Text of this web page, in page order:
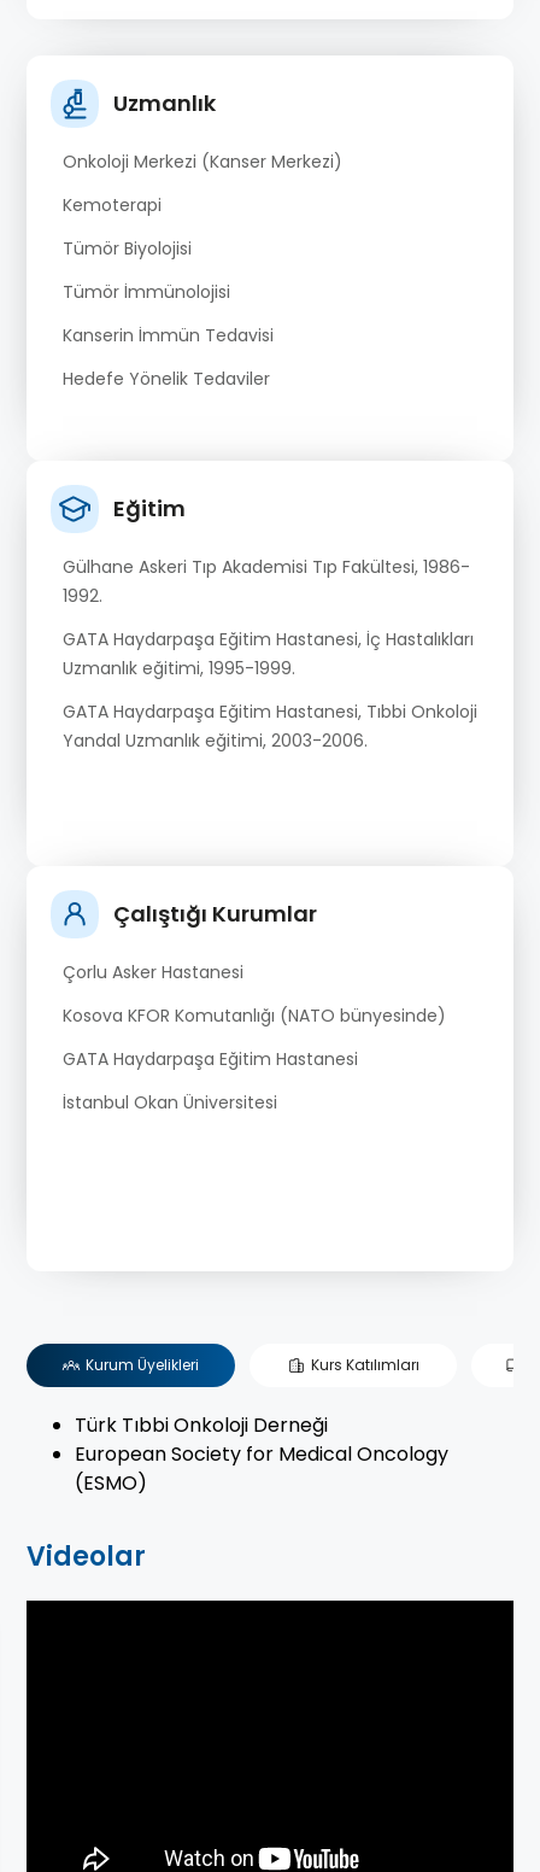
Uzmanlık
Onkoloji Merkezi (Kanser Merkezi)
Kemoterapi
Tümör Biyolojisi
Tümör İmmünolojisi
Kanserin İmmün Tedavisi
Hedefe Yönelik Tedaviler
Eğitim
Gülhane Askeri Tıp Akademisi Tıp Fakültesi, 1986-
1992.
GATA Haydarpaşa Eğitim Hastanesi, İç Hastalıkları
Uzmanlık eğitimi, 1995-1999.
GATA Haydarpaşa Eğitim Hastanesi, Tıbbi Onkoloji
Yandal Uzmanlık eğitimi, 2003-2006.
Çalıştığı Kurumlar
Çorlu Asker Hastanesi
Kosova KFOR Komutanlığı (NATO bünyesinde)
GATA Haydarpaşa Eğitim Hastanesi
İstanbul Okan Üniversitesi
Kurum Üyelikleri Kurs Katılımları
Türk Tıbbi Onkoloji Derneği
European Society for Medical Oncology
(ESMO)
Videolar